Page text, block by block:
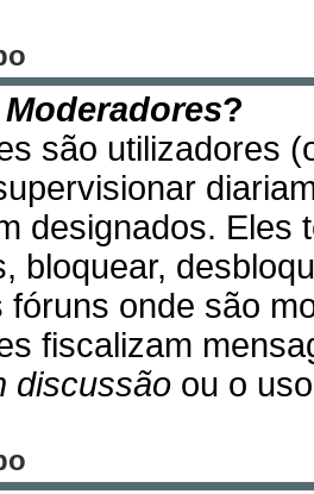
Moderadores?
são utilizadores
designados. Eles
bloquear,
fóruns onde são
fiscalizam
discussão ou o